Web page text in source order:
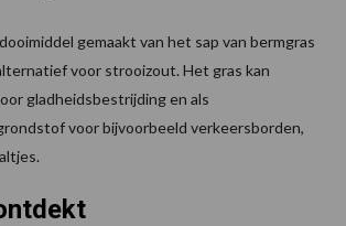
gemaakt van het sap van bermgras
voor strooizout. Het gras kan
gladheidsbestrijding en als
voor bijvoorbeeld verkeersborden,